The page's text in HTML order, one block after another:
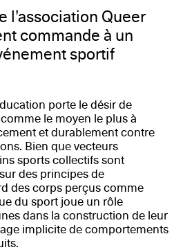
l’association Queer
commande à un
sportif
porte le désir de
le moyen le plus à
et durablement contre
Bien que vecteurs
sports collectifs sont
des principes de
des corps perçus comme
du sport joue un rôle
dans la construction de leur
implicite de comportements